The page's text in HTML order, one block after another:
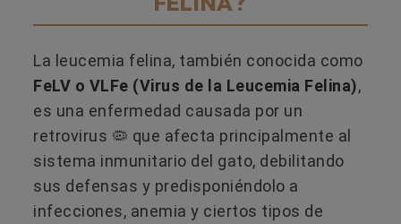
La leucemia felina, también conocida como
FeLV o VLFe (Virus de la Leucemia Felina),
es una enfermedad causada por un
retrovirus 🦠 que afecta principalmente al
sistema inmunitario del gato, debilitando
sus defensas y predisponiéndolo a
infecciones, anemia y ciertos tipos de